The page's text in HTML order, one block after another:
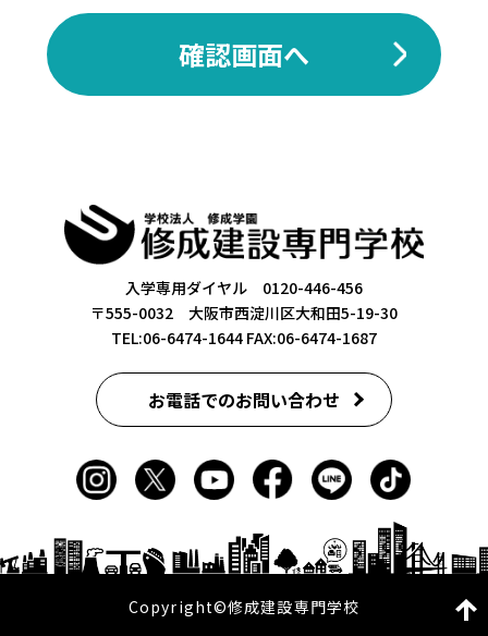
確認画面へ
入学専用ダイヤル 0120-446-456
〒555-0032 大阪市西淀川区大和田5-19-30
TEL:06-6474-1644FAX:06-6474-1687
お電話でのお問い合わせ
Copyright©修成建設専門学校